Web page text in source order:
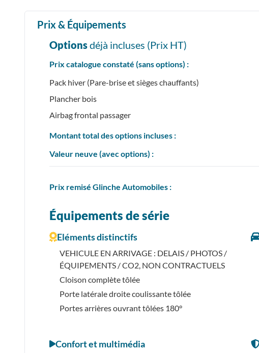
Prix & Équipements
Optionsdéjà incluses (Prix HT)
Prix catalogue constaté (sans options) :
Pack hiver (Pare-brise et sièges chauffants)
Plancher bois
Airbag frontal passager
Montant total des options incluses :
Valeur neuve (avec options) :
Prix remisé Glinche Automobiles :
Équipements de série
Eléments distinctifs
VEHICULE EN ARRIVAGE : DELAIS / PHOTOS /
ÉQUIPEMENTS / CO2, NON CONTRACTUELS
Cloison complète tôlée
Porte latérale droite coulissante tôlée
Portes arrières ouvrant tôlées 180°
Confort et multimédia